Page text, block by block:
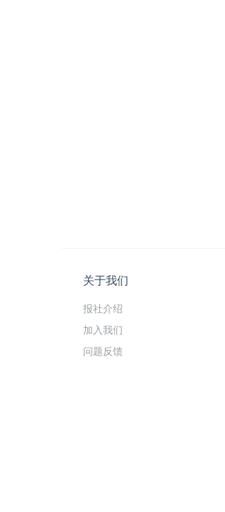
关于我们
报社介绍
加入我们
问题反馈